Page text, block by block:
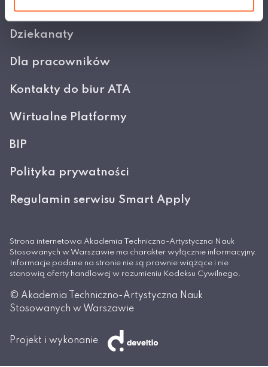
Recruitment
Dziekanaty
Dla pracowników
Kontakty do biur ATA
Wirtualne Platformy
BIP
Polityka prywatności
Regulamin serwisu Smart Apply
Strona internetowa Akademia Techniczno-Artystyczna Nauk
Stosowanych w Warszawie ma charakter wyłącznie informacyjny.
Informacje podane na stronie nie są prawnie wiążące i nie
stanowią oferty handlowej w rozumieniu Kodeksu Cywilnego.
© Akademia Techniczno-Artystyczna Nauk
Stosowanych w Warszawie
Projekt i wykonanie